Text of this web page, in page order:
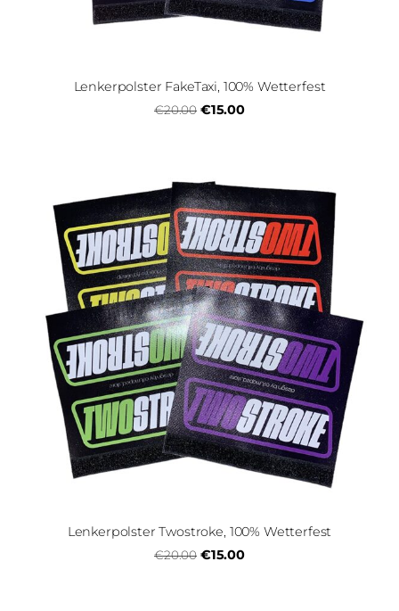
Lenkerpolster FakeTaxi, 100% Wetterfest
€20.00 €15.00
Lenkerpolster Twostroke, 100% Wetterfest
€20.00 €15.00